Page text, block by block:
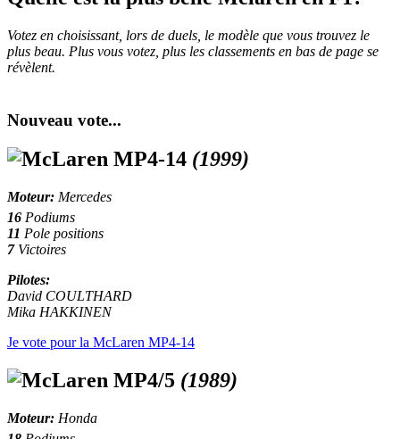
Votez en choisissant, lors de duels, le modèle que vous trouvez le
plus beau. Plus vous votez, plus les classements en bas de page se
révèlent.
Nouveau vote...
McLaren MP4-14 (1999)
Moteur: Mercedes
16 Podiums
11 Pole positions
7Victoires
Pilotes:
David COULTHARD
Mika HAKKINEN
Je vote pour la McLaren MP4-14
McLaren MP4/5 (1989)
Moteur: Honda